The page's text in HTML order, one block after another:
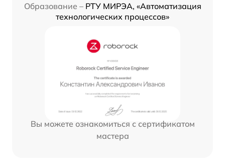
Образование – РТУ МИРЭА, «Автоматизация
технологических процессов»
Вы можете ознакомиться с сертификатом
мастера